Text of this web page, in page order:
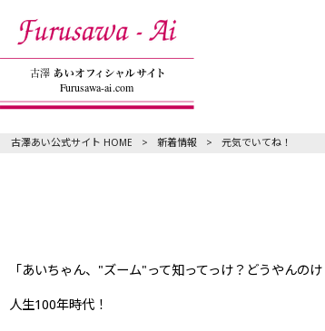
古澤あい公式サイト HOME > 新着情報 > 元気でいてね！
「あいちゃん、"ズーム"って知ってっけ？どうやんの
人生100年時代！